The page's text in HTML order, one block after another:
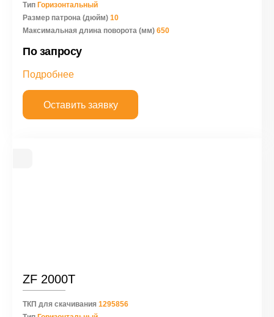
Тип Горизонтальный
Размер патрона (дюйм) 10
Максимальная длина поворота (мм) 650
По запросу
Подробнее
Оставить заявку
ZF 2000T
ТКП для скачивания 1295856